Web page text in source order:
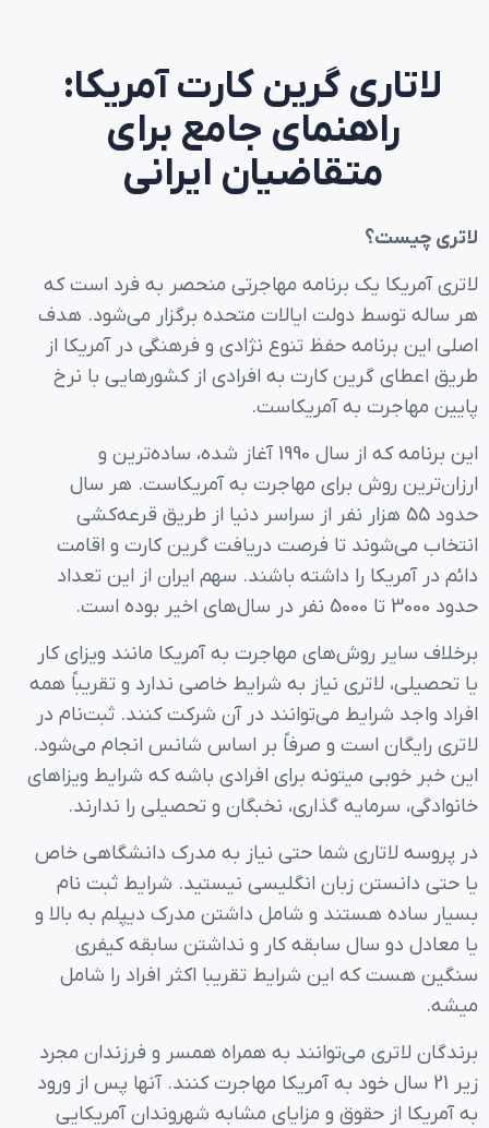
لاتاری گرین کارت آمریکا:
راهنمای جامع برای
متقاضیان ایرانی
لاتری چیست؟
لاتری آمریکا یک برنامه مهاجرتی منحصر به فرد است که
هر ساله توسط دولت ایالات متحده برگزار می‌شود. هدف
اصلی این برنامه حفظ تنوع نژادی و فرهنگی در آمریکا از
طریق اعطای گرین کارت به افرادی از کشورهایی با نرخ
پایین مهاجرت به آمریکاست.
این برنامه که از سال 1990 آغاز شده، ساده‌ترین و
ارزان‌ترین روش برای مهاجرت به آمریکاست. هر سال
حدود 55 هزار نفر از سراسر دنیا از طریق قرعه‌کشی
انتخاب می‌شوند تا فرصت دریافت گرین کارت و اقامت
دائم در آمریکا را داشته باشند. سهم ایران از این تعداد
حدود 3000 تا 5000 نفر در سال‌های اخیر بوده است.
برخلاف سایر روش‌های مهاجرت به آمریکا مانند ویزای کار
یا تحصیلی، لاتری نیاز به شرایط خاصی ندارد و تقریباً همه
افراد واجد شرایط می‌توانند در آن شرکت کنند. ثبت‌نام در
لاتری رایگان است و صرفاً بر اساس شانس انجام می‌شود.
این خبر خوبی میتونه برای افرادی باشه که شرایط ویزاهای
خانوادگی، سرمایه گذاری، نخبگان و تحصیلی را ندارند.
در پروسه لاتاری شما حتی نیاز به مدرک دانشگاهی خاص
یا حتی دانستن زبان انگلیسی نیستید. شرایط ثبت نام
بسیار ساده هستند و شامل داشتن مدرک دیپلم به بالا و
یا معادل دو سال سابقه کار و نداشتن سابقه کیفری
سنگین هست که این شرایط تقریبا اکثر افراد را شامل
میشه.
برندگان لاتری می‌توانند به همراه همسر و فرزندان مجرد
زیر 21 سال خود به آمریکا مهاجرت کنند. آنها پس از ورود
به آمریکا از حقوق و مزایای مشابه شهروندان آمریکایی